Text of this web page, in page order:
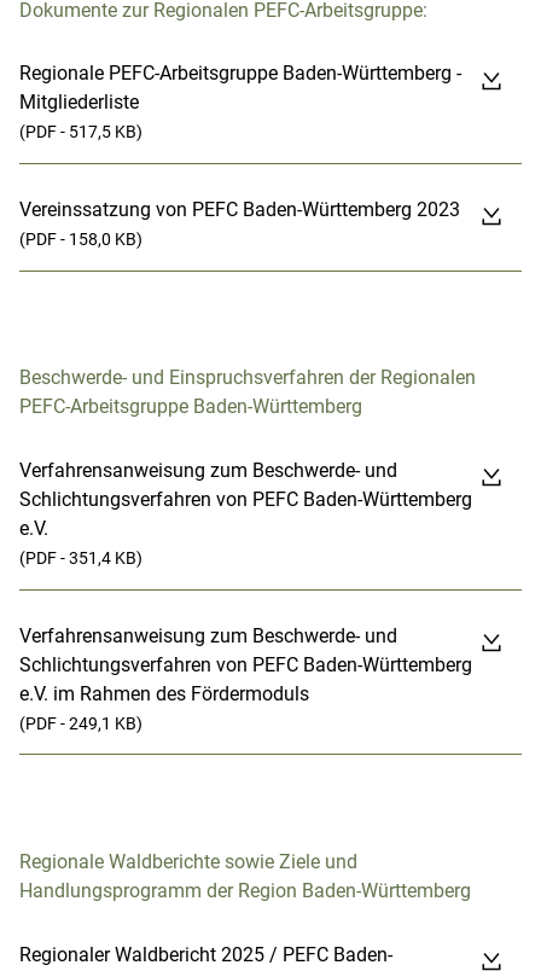
Dokumente zur Regionalen PEFC-Arbeitsgruppe:
Regionale PEFC-Arbeitsgruppe Baden-Württemberg -
Mitgliederliste
(PDF - 517,5 KB)
Vereinssatzung von PEFC Baden-Württemberg 2023
(PDF - 158,0 KB)
Beschwerde- und Einspruchsverfahren der Regionalen
PEFC-Arbeitsgruppe Baden-Württemberg
Verfahrensanweisung zum Beschwerde- und
Schlichtungsverfahren von PEFC Baden-Württemberg
e.V.
(PDF - 351,4 KB)
Verfahrensanweisung zum Beschwerde- und
Schlichtungsverfahren von PEFC Baden-Württemberg
e.V. im Rahmen des Fördermoduls
(PDF - 249,1 KB)
Regionale Waldberichte sowie Ziele und
Handlungsprogramm der Region Baden-Württemberg
Regionaler Waldbericht 2025 / PEFC Baden-